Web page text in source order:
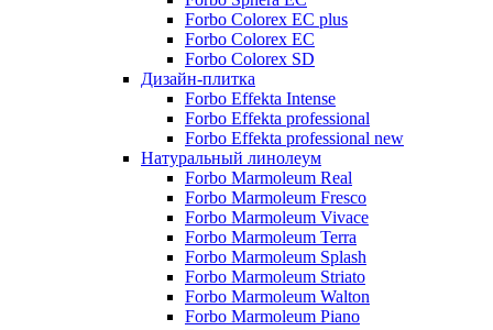
Forbo Colorex EC plus
Forbo Colorex EC
Forbo Colorex SD
Дизайн-плитка
Forbo Effekta Intense
Forbo Effekta professional
Forbo Effekta professional new
Натуральный линолеум
Forbo Marmoleum Real
Forbo Marmoleum Fresco
Forbo Marmoleum Vivace
Forbo Marmoleum Terra
Forbo Marmoleum Splash
Forbo Marmoleum Striato
Forbo Marmoleum Walton
Forbo Marmoleum Piano